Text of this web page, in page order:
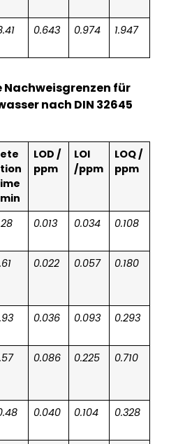
0.643 0.974 1.947
Nachweisgrenzen für
nach DIN 32645
LOD /
ppm
LOI
/ppm
LOQ /
ppm
0.013 0.034 0.108
0.022 0.057 0.180
0.036 0.093 0.293
0.086 0.225 0.710
0.040 0.104 0.328